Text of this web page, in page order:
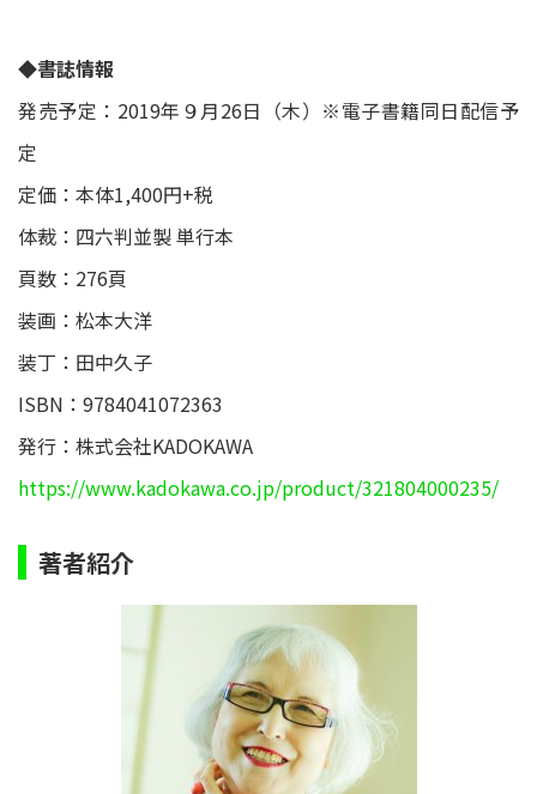
◆書誌情報
発売予定：2019年９月26日（木）※電子書籍同日配信予
定
定価：本体1,400円+税
体裁：四六判並製 単行本
頁数：276頁
装画：松本大洋
装丁：田中久子
ISBN：9784041072363
発行：株式会社KADOKAWA
https://www.kadokawa.co.jp/product/321804000235/
著者紹介